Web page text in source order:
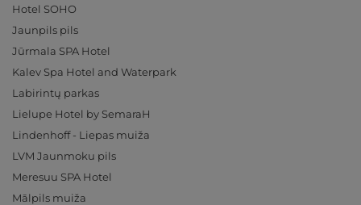
Hotel SOHO
Jaunpils pils
Jūrmala SPA Hotel
Kalev Spa Hotel and Waterpark
Labirintų parkas
Lielupe Hotel by SemaraH
Lindenhoff - Liepas muiža
LVM Jaunmoku pils
Meresuu SPA Hotel
Mālpils muiža